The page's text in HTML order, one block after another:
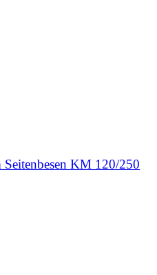
KM 120/250